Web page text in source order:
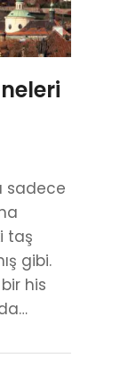
sadece
taş
gibi.
his